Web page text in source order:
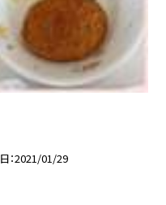
2021/01/29